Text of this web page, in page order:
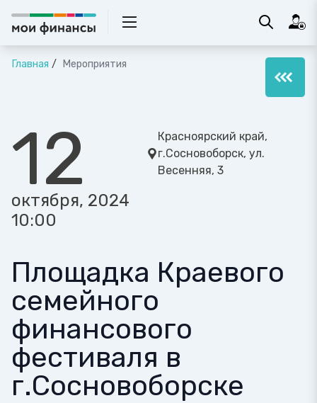
Главная Мероприятия
12
октября, 2024
10:00
Красноярский край,
г.Сосновоборск, ул.
Весенняя, 3
Площадка Краевого
семейного
финансового
фестиваля в
г.Сосновоборске